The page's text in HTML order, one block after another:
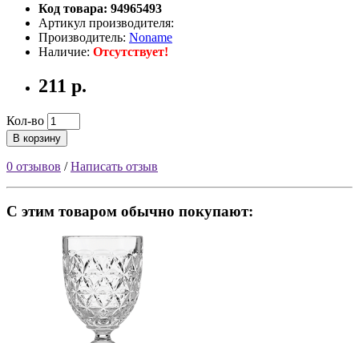
Код товара: 94965493
Артикул производителя:
Производитель: Noname
Наличие: Отсутствует!
211 р.
Кол-во
В корзину
0 отзывов /Написать отзыв
С этим товаром обычно покупают: